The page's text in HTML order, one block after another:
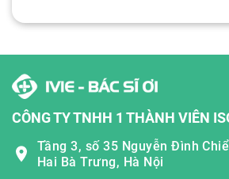
CÔNG TY TNHH 1 THÀNH VIÊN
Tầng 3, số 35 Nguyễn Đình
Hai Bà Trưng, Hà Nội